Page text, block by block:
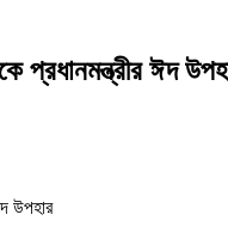
প্রধানমন্ত্রীর ঈদ